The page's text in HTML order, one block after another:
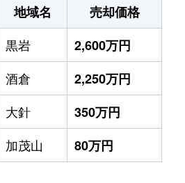
地域名
売却価格
黒岩
2,600万円
酒倉
2,250万円
大針
350万円
加茂山 80万円